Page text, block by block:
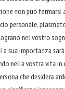
non può fermarsi
personale,
nel vostro
sua importanza
nella vostra vita
che desidera